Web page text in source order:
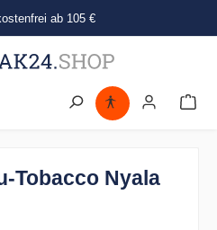
ab 105 €
Tobacco Nyala